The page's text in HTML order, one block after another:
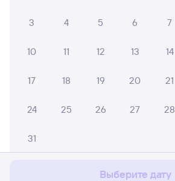
с сайтом.
3 4 5 6 7
10 11 12 13 14
17 18 19 20 21
24 25 26 27 28
31
Выберите дату